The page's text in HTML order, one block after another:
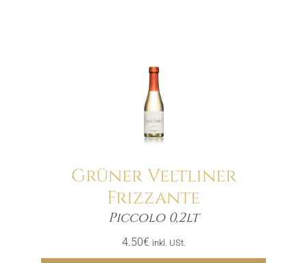
Grüner Veltliner
Frizzante
Piccolo 0,2lt
4.50€ inkl. USt.
Menge